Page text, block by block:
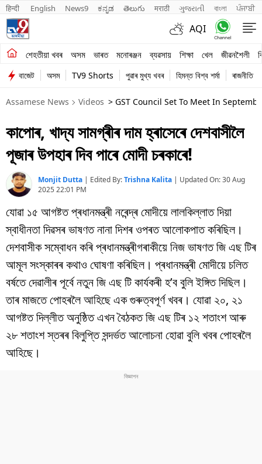
हिन्दी English News9 ಕನ್ನಡ తెలుగు मराठी ગુજરાતી বাংলা ਪੰਜਾਬੀ
AQI
শেহতীয়া খবৰ অসম ভাৰত মনোৰঞ্জন ব্যৱসায় শিক্ষা খেল জীৱনশৈলী
শেহতীয়া খবৰ
অসম
ভাৰত
মনোৰঞ্জন
ব্যৱসায়
শিক্ষা
খেল
জীৱনশৈলী
বিশ্ব
প্ৰযুক্তি
Videos
বাজেট অসম TV9 Shorts পুৱাৰ মুখ্য খবৰ হিমন্ত বিশ্ব শৰ্মা ৰাজনীতি
Assamese News Videos > GST Council Set To Meet In
কাপোৰ, খাদ্য সামগ্ৰীৰ দাম হ্ৰাসেৰে দেশবাসীলৈ
পূজাৰ উপহাৰ দিব পাৰে মোদী চৰকাৰে!
Monjit Dutta | Edited By:Trishna Kalita | Updated On:30 Aug
2025 22:01 PM
যোৱা ১৫ আগষ্টত প্ৰধানমন্ত্ৰী নৰেন্দ্ৰ মোদীয়ে লালকিল্লাত দিয়া
স্বাধীনতা দিৱসৰ ভাষণত নানা দিশৰ ওপৰত আলোকপাত কৰিছিল।
দেশবাসীক সম্বোধন কৰি প্ৰধানমন্ত্ৰীগৰাকীয়ে নিজ ভাষণত জি এছ টিৰ
আমূল সংস্কাৰৰ কথাও ঘোষণা কৰিছিল। প্ৰধানমন্ত্ৰী মোদীয়ে চলিত
বৰ্ষতে দেৱালীৰ পূৰ্বে নতুন জি এছ টি কাৰ্যকৰী হ’ব বুলি ইঙ্গিত দিছিল।
তাৰ মাজতে পোহৰলৈ আহিছে এক গুৰুত্বপূৰ্ণ খবৰ। যোৱা ২০, ২১
আগষ্টত দিল্লীত অনুষ্ঠিত এখন বৈঠকত জি এছ টিৰ ১২ শতাংশ আৰু
২৮ শতাংশ স্তৰৰ বিলুপ্তি সন্দৰ্ভত আলোচনা হোৱা বুলি খবৰ পোহৰলৈ
আহিছে।